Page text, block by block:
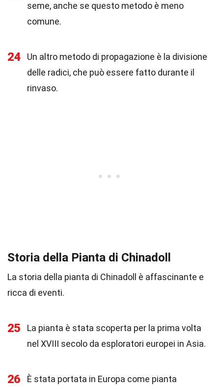
seme, anche se questo metodo è meno
comune.
24
Un altro metodo di propagazione è la divisione
delle radici, che può essere fatto durante il
rinvaso.
Storia della Pianta di Chinadoll
La storia della pianta di Chinadoll è affascinante e
ricca di eventi.
25
La pianta è stata scoperta per la prima volta
nel XVIII secolo da esploratori europei in Asia.
26
È stata portata in Europa come pianta